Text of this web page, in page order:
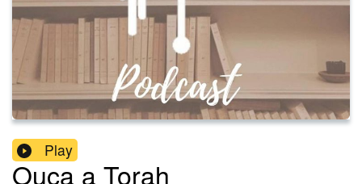
Play
Ouça a Torah